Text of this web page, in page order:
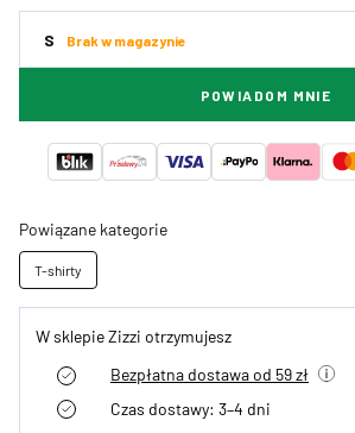
S Brak w magazynie
POWIADOM MNIE
Powiązane kategorie
T-shirty
W sklepie Zizzi otrzymujesz
Bezpłatna dostawa od 59 zł
Czas dostawy: 3–4 dni